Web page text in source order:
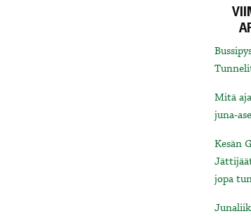
Mitä
juna-
Kesän
jopa